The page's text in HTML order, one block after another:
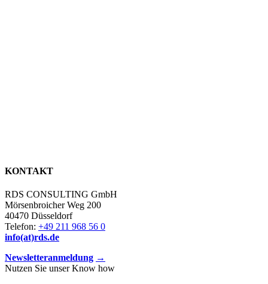
KONTAKT
RDS CONSULTING GmbH
Mörsenbroicher Weg 200
40470 Düsseldorf
Telefon: +49 211 968 56 0
info(at)rds.de
Newsletteranmeldung →
Nutzen Sie unser Know how